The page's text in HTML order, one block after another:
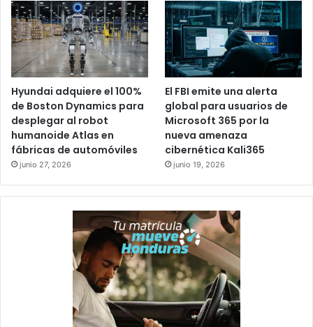
Hyundai adquiere el 100%
de Boston Dynamics para
desplegar al robot
humanoide Atlas en
fábricas de automóviles
junio 27, 2026
El FBI emite una alerta
global para usuarios de
Microsoft 365 por la
nueva amenaza
cibernética Kali365
junio 19, 2026